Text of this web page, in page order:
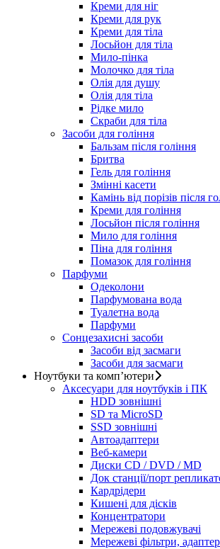
Креми для ніг
Креми для рук
Креми для тіла
Лосьйон для тіла
Мило-пінка
Молочко для тіла
Олія для душу
Олія для тіла
Рідке мило
Скраби для тіла
Засоби для гоління
Бальзам після гоління
Бритва
Гель для гоління
Змінні касети
Камінь від порізів після
Креми для гоління
Лосьйон після гоління
Мило для гоління
Піна для гоління
Помазок для гоління
Парфуми
Одеколони
Парфумована вода
Туалетна вода
Парфуми
Сонцезахисні засоби
Засоби від засмаги
Засоби для засмаги
Ноутбуки та комп’ютери
Аксесуари для ноутбуків і ПК
HDD зовнішні
SD та MicroSD
SSD зовнішні
Автоадаптери
Веб-камери
Диски CD / DVD / MD
Док станції/порт
Кардрідери
Кишені для дісків
Концентратори
Мережеві подовжувачі
Мережеві фільтри,